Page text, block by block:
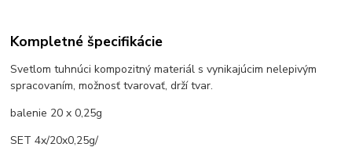
Kompletné špecifikácie
Svetlom tuhnúci kompozitný materiál s vynikajúcim nelepivým
spracovaním, možnosť tvarovať, drží tvar.
balenie 20 x 0,25g
SET 4x/20x0,25g/